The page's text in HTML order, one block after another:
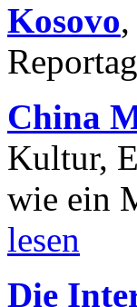
Kosovo
China
Kultur,
wie ein
lesen
Die